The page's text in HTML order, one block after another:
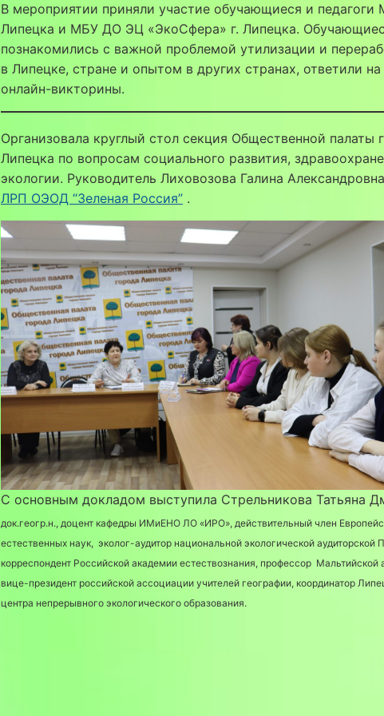
В мероприятии приняли участие обучающиеся и
Липецка и МБУ ДО ЭЦ «ЭкоСфера» г. Липецка.
познакомились с важной проблемой утилизации и
в Липецке, стране и опытом в других странах, ответили
онлайн-викторины.
Организовала круглый стол секция Общественной палаты
Липецка по вопросам социального развития,
экологии. Руководитель Лиховозова Галина
ЛРП ОЭОД “Зеленая Россия” .
С основным докладом выступила Стрельникова Татьяна
док.геогр.н., доцент кафедры ИМиЕНО ЛО «ИРО», действительный член
естественных наук, эколог-аудитор национальной экологической аудиторской
корреспондент Российской академии естествознания, профессор Мальтийской
вице-президент российской ассоциации учителей географии, координатор
центра непрерывного экологического образования.